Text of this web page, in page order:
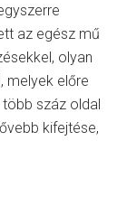
az egész mű
olyan
melyek előre
száz oldal
kifejtése,